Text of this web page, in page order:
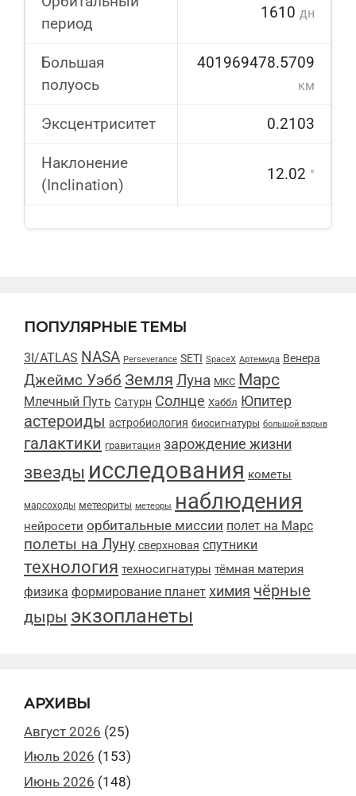
период
1610 дн
Большая
полуось
401969478.5709
км
Эксцентриситет 0.2103
Наклонение
(Inclination)
12.02 °
ПОПУЛЯРНЫЕ ТЕМЫ
3I/ATLAS NASA Perseverance SETI SpaceX Артемида Венера
Джеймс Уэбб Земля Луна МКС Марс
Млечный Путь Сатурн Солнце Хаббл Юпитер
астероиды астробиология биосигнатуры большой взрыв
галактики гравитация зарождение жизни
звезды исследования кометы
марсоходы метеориты метеоры наблюдения
нейросети орбитальные миссии полет на Марс
полеты на Луну сверхновая спутники
технология техносигнатуры тёмная материя
физика формирование планет химия чёрные
дыры экзопланеты
АРХИВЫ
Август 2026 (25)
Июль 2026 (153)
Июнь 2026 (148)